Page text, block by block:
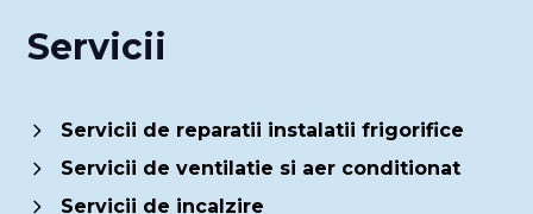
Servicii
Servicii de reparatii instalatii frigorifice
Servicii de ventilatie si aer conditionat
Servicii de incalzire